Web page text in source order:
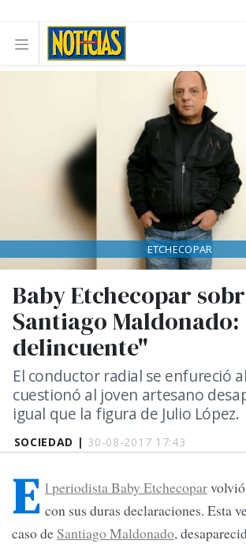
SOCIEDAD | 30-08-2017 17:43
Baby Etchecopar
Santiago Maldonado:
delincuente"
El conductor radial se enfureció
cuestionó al joven artesano
igual que la figura de Julio López.
ETCHECOPAR
E l periodista Baby Etchecopar
con sus duras declaraciones. Esta
caso de Santiago Maldonado,